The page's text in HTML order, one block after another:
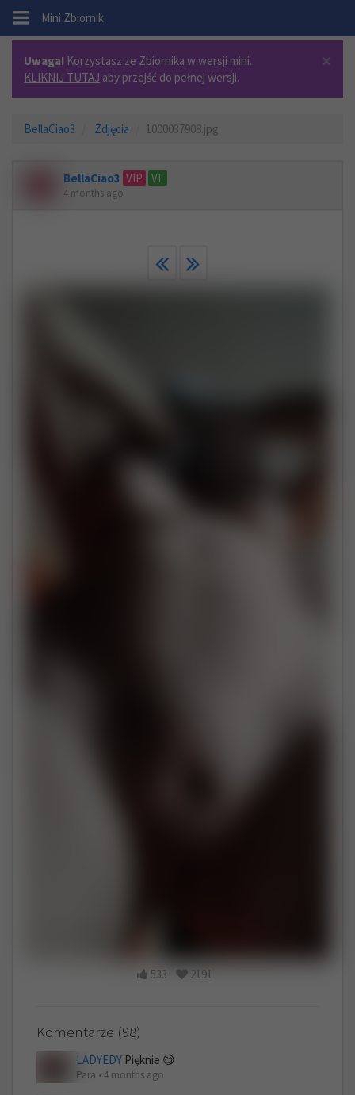
. Mini Zbiornik
×
Uwaga! Korzystasz ze Zbiornika w wersji mini.
KLIKNIJ TUTAJ aby przejść do pełnej wersji.
BellaCiao3 Zdjęcia 1000037908.jpg
BellaCiao3 VIP VF
4 months ago
533 2191
Komentarze (98)
LADYEDY Pięknie 😋
Para • 4 months ago